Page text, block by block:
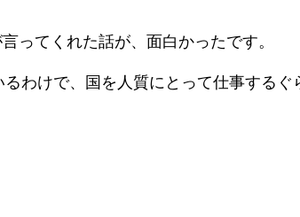
ってくれた話が、面白かったです。
わけで、国を人質にとって仕事する